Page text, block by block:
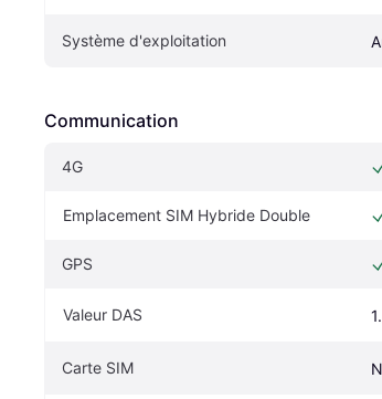
Système d'exploitation
Communication
4G
Emplacement SIM Hybride Double
GPS
Valeur DAS
Carte SIM